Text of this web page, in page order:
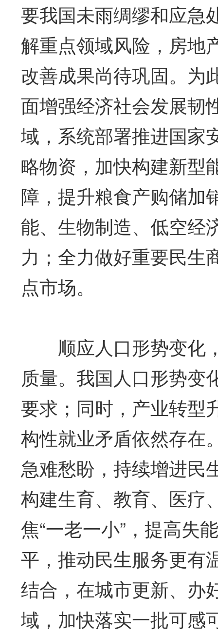
要我国未雨绸缪和应急
解重点领域风险，房地
改善成果尚待巩固。为
面增强经济社会发展韧
域，系统部署推进国家
略物资，加快构建新型
障，提升粮食产购储加
能、生物制造、低空经
力；全力做好重要民生
点市场。
顺应人口形势变化
质量。我国人口形势变
要求；同时，产业转型
构性就业矛盾依然存在
急难愁盼，持续增进民
构建生育、教育、医疗
焦“一老一小”，提高失
平，推动民生服务更有
结合，在城市更新、办
域，加快落实一批可感